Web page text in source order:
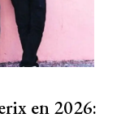
en 2026: